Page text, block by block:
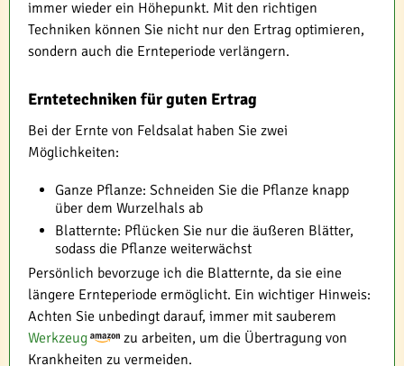
immer wieder ein Höhepunkt. Mit den richtigen
Techniken können Sie nicht nur den Ertrag optimieren,
sondern auch die Ernteperiode verlängern.
Erntetechniken für guten Ertrag
Bei der Ernte von Feldsalat haben Sie zwei
Möglichkeiten:
Ganze Pflanze: Schneiden Sie die Pflanze knapp
über dem Wurzelhals ab
Blatternte: Pflücken Sie nur die äußeren Blätter,
sodass die Pflanze weiterwächst
Persönlich bevorzuge ich die Blatternte, da sie eine
längere Ernteperiode ermöglicht. Ein wichtiger Hinweis:
Achten Sie unbedingt darauf, immer mit sauberem
Werkzeug
zu arbeiten, um die Übertragung von
Krankheiten zu vermeiden.